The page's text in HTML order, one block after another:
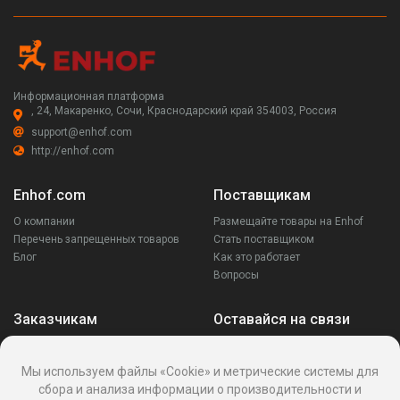
Информационная платформа
, 24, Макаренко, Сочи, Краснодарский край 354003, Россия
support@enhof.com
http://enhof.com
Enhof.com
О компании
Перечень запрещенных товаров
Блог
Поставщикам
Размещайте товары на Enhof
Стать поставщиком
Как это работает
Вопросы
Заказчикам
Ваши запросы
Оставайся на связи
Мы используем файлы «Cookie» и метрические системы для
сбора и анализа информации о производительности и